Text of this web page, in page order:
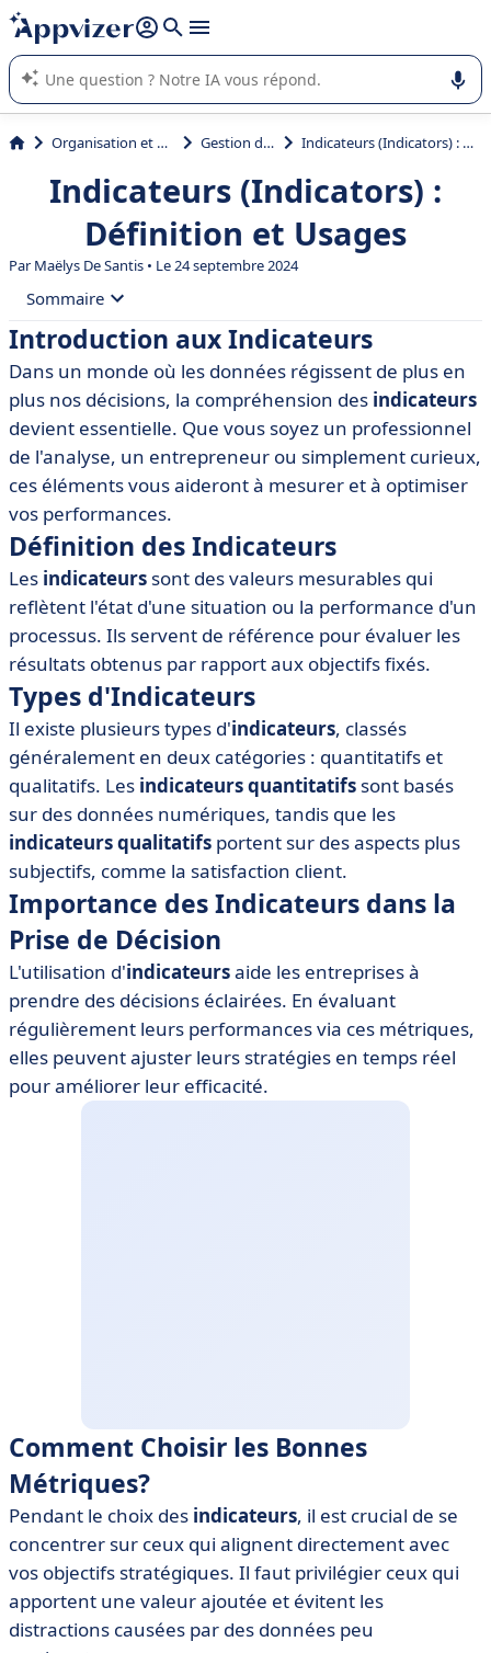
répondre (plusieurs lignes avec
L'IA de Appvizer vous guide dans l'utilisation ou la sélection de
logiciel SaaS en entreprise.
Organisation et planification Gestion de projet Indicateurs (Indicators) : Définition et Usages
Indicateurs (Indicators) :
Définition et Usages
ParMaëlys De Santis • Le 24 septembre 2024
Sommaire
• Introduction aux Indicateurs
• Définition des Indicateurs
• Types d'Indicateurs
• Importance des Indicateurs dans la Prise de Décision
• Comment Choisir les Bonnes Métriques?
• Outils SaaS Recommandés pour Suivre les Indicateurs
• Exemples Pratiques d'utilisation des Indicateurs
Introduction aux Indicateurs
Dans un monde où les données régissent de plus en
plus nos décisions, la compréhension des indicateurs
devient essentielle. Que vous soyez un professionnel
de l'analyse, un entrepreneur ou simplement curieux,
ces éléments vous aideront à mesurer et à optimiser
vos performances.
Définition des Indicateurs
Les indicateurs sont des valeurs mesurables qui
reflètent l'état d'une situation ou la performance d'un
processus. Ils servent de référence pour évaluer les
résultats obtenus par rapport aux objectifs fixés.
Types d'Indicateurs
Il existe plusieurs types d'indicateurs, classés
généralement en deux catégories : quantitatifs et
qualitatifs. Les indicateurs quantitatifs sont basés
sur des données numériques, tandis que les
indicateurs qualitatifs portent sur des aspects plus
subjectifs, comme la satisfaction client.
Importance des Indicateurs dans la
Prise de Décision
L'utilisation d'indicateursaide les entreprises à
prendre des décisions éclairées. En évaluant
régulièrement leurs performances via ces métriques,
elles peuvent ajuster leurs stratégies en temps réel
pour améliorer leur efficacité.
Comment Choisir les Bonnes
Métriques?
Pendant le choix des indicateurs, il est crucial de se
concentrer sur ceux qui alignent directement avec
vos objectifs stratégiques. Il faut privilégier ceux qui
apportent une valeur ajoutée et évitent les
distractions causées par des données peu